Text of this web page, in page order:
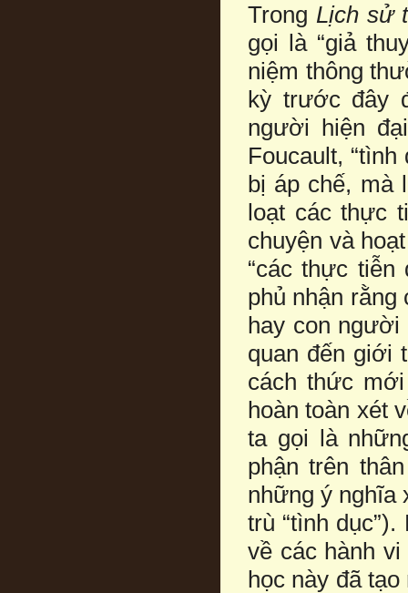
Trong Lịch sử
gọi là “giả
niệm thông
kỳ trước đây
người hiện
Foucault,
bị áp chế, mà
loạt các thực
chuyện và
“các thực tiễn
phủ nhận rằng
hay con
quan đến giới
cách thức
hoàn toàn xét
ta gọi là
phận trên
những ý nghĩa
trù “tình
về các hành
học này đã